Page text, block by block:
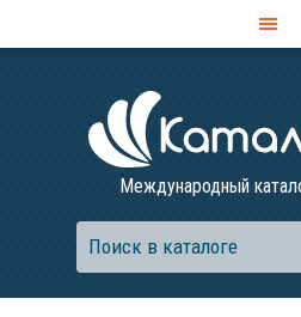
Международный